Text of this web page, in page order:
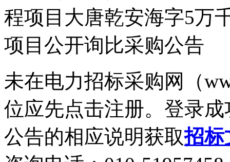
程项目大唐乾安海字5万
项目公开询比采购公告
未在电力招标采购网（
位应先点击注册。登录
公告的相应说明获取招标